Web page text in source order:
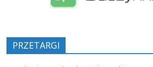
PRZETARGI